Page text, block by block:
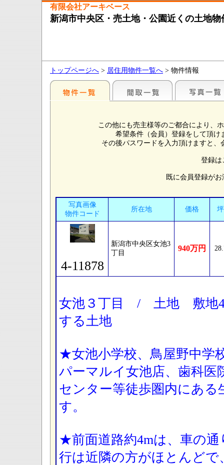
有限会社アーキベース
新潟市中央区・売土地・公園近くの土地物
トップページへ > 居住用物件一覧へ > 物件情報
この他にも売主様等のご都合により、
希望条件（会員）登録をして頂
その後パスワードを入力頂けますと
登録
既に会員登録が
写真画像
物件コード
所在地 価格
4-11878
新潟市中央区女池3
丁目
940万円
女池３丁目 / 土地 敷地
する土地
★女池小学校、鳥屋野中学
パーマルイ女池店、歯科医
センター等徒歩圏内にある
す。
★前面道路約4mは、車の
行は近隣の方がほとんど